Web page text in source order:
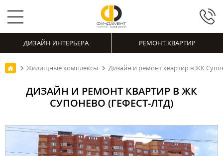
ДИЗАЙН ИНТЕРЬЕРА РЕМОНТ КВАРТИР
Жилищные комплексы Дизайн и ремонт квартир в ЖК
ДИЗАЙН И РЕМОНТ КВАРТИР В ЖК
СУПОНЕВО (ГЕФЕСТ-ЛТД)